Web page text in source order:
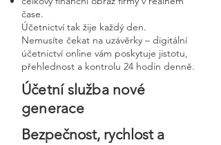
čase.
Účetnictví tak žije každý den.
Nemusíte čekat na uzávěrky – digitální
účetnictví online vám poskytuje jistotu,
přehlednost a kontrolu 24 hodin denně.
Účetní služba nové
generace
Bezpečnost, rychlost a